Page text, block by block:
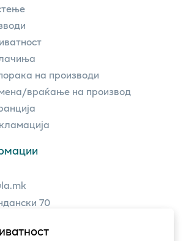
на производи
враќање на производ
70